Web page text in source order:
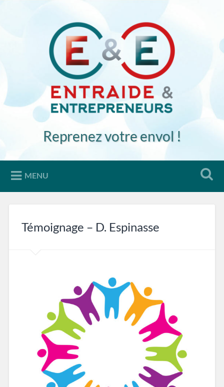
Reprenez votre envol !
MENU
Témoignage – D. Espinasse